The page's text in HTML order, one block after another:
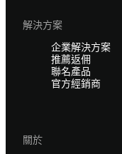
解決方案
企業解決方案
推薦返佣
聯名產品
官方經銷商
關於